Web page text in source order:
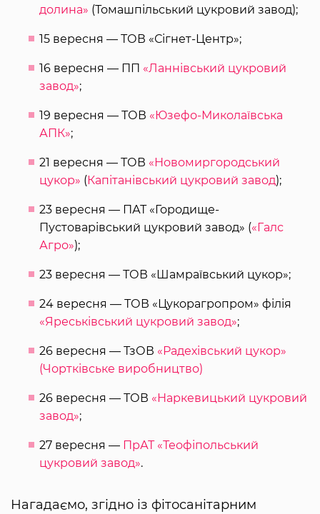
долина» (Томашпільський цукровий завод);
15 вересня — ТОВ «Сігнет-Центр»;
16 вересня — ПП «Ланнівський цукровий
завод»;
19 вересня — ТОВ «Юзефо-Миколаївська
АПК»;
21 вересня — ТОВ «Новомиргородський
цукор» ( Капітанівський цукровий завод);
23 вересня — ПАТ «Городище-
Пустоварівський цукровий завод» («Галс
Агро»);
23 вересня — ТОВ «Шамраївський цукор»;
24 вересня — ТОВ «Цукорагропром» філія
«Яреськівський цукровий завод»;
26 вересня — ТзОВ «Радехівський цукор»
(Чортківське виробництво)
26 вересня — ТОВ «Наркевицький цукровий
завод»;
27 вересня — ПрАТ «Теофіпольський
цукровий завод».
Нагадаємо, згідно із фітосанітарним